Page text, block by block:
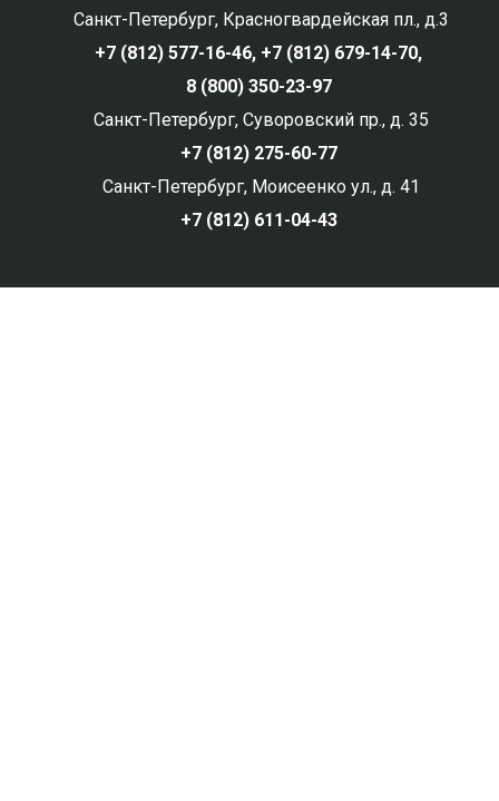
Санкт-Петербург, Красногвардейская пл., д.3
+7 (812) 577-16-46, +7 (812) 679-14-70,
8 (800) 350-23-97
Санкт-Петербург, Суворовский пр., д. 35
+7 (812) 275-60-77
Санкт-Петербург, Моисеенко ул., д. 41
+7 (812) 611-04-43